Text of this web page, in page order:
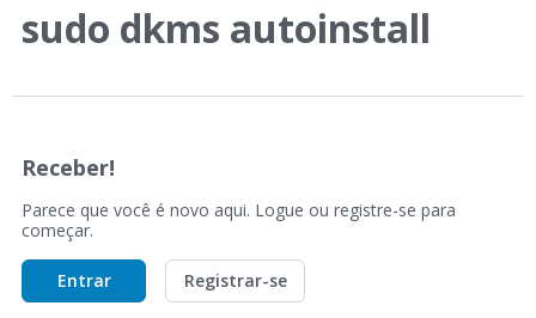
sudo dkms autoinstall
Receber!
Parece que você é novo aqui. Logue ou registre-se para
começar.
Entrar Registrar-se